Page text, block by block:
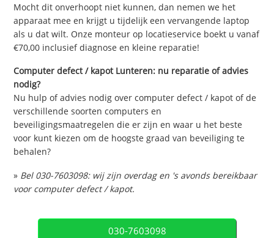
Mocht dit onverhoopt niet kunnen, dan nemen we het
apparaat mee en krijgt u tijdelijk een vervangende laptop
als u dat wilt. Onze monteur op locatieservice boekt u vanaf
€70,00 inclusief diagnose en kleine reparatie!
Computer defect / kapot Lunteren: nu reparatie of advies
nodig?
Nu hulp of advies nodig over computer defect / kapot of de
verschillende soorten computers en
beveiligingsmaatregelen die er zijn en waar u het beste
voor kunt kiezen om de hoogste graad van beveiliging te
behalen?
» Bel 030-7603098: wij zijn overdag en 's avonds bereikbaar
voor computer defect / kapot.
030-7603098